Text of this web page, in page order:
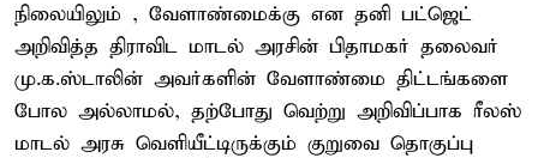
நிலையிலும் , வேளாண்மைக்கு என தனி பட்ஜெட்
அறிவித்த திராவிட மாடல் அரசின் பிதாமகர் தலைவர்
மு.க.ஸ்டாலின் அவர்களின் வேளாண்மை திட்டங்களை
போல அல்லாமல், தற்போது வெற்று அறிவிப்பாக ரீலஸ்
மாடல் அரசு வெளியீட்டிருக்கும் குறுவை தொகுப்பு